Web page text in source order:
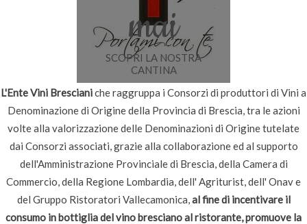
mai
SCOPRI LA NOSTRA
CANTINA
L'Ente Vini Brescianiche raggruppa i Consorzi di produttori di Vini a
Denominazione di Origine della Provincia di Brescia, tra le azioni
volte alla valorizzazione delle Denominazioni di Origine tutelate
dai Consorzi associati, grazie alla collaborazione ed al supporto
dell'Amministrazione Provinciale di Brescia, della Camera di
Commercio, della Regione Lombardia, dell' Agriturist, dell' Onav e
del Gruppo Ristoratori Vallecamonica,al fine di incentivare il
consumo in bottiglia del vino bresciano al ristorante, promuove la